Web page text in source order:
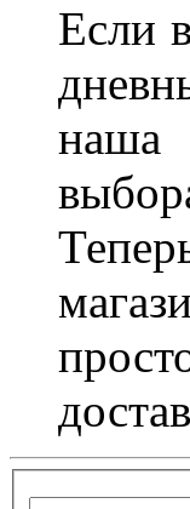
Если
наша